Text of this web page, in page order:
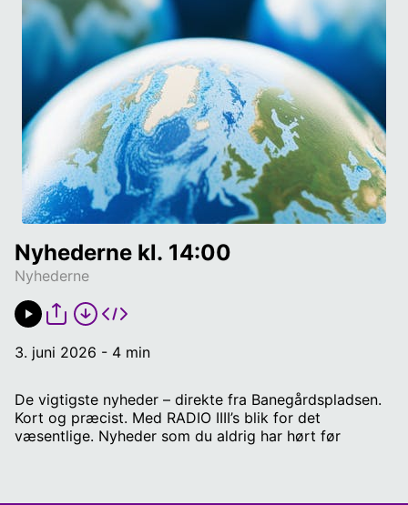
Nyhederne
Nyhederne kl. 14:00
3. juni 2026 - 4 min
De vigtigste nyheder – direkte fra Banegårdspladsen.
Kort og præcist. Med RADIO IIII’s blik for det
væsentlige. Nyheder som du aldrig har hørt før